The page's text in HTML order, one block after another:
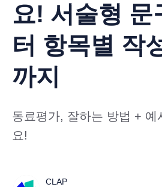
요! 서술형 문
터 항목별 작
까지
동료평가, 잘하는 방법 + 예
요!
CLAP